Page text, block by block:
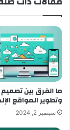
ما الفرق بين
وتطوير المواقع
سبتمبر 2, 2024